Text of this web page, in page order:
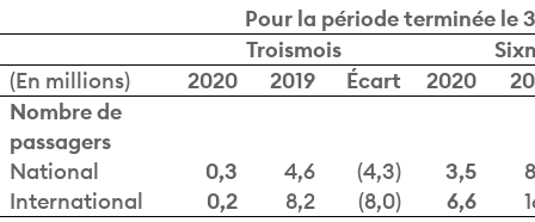
Troismois
2019
Nombre de
passagers
National
International
0,2 8,2 (8,0) 6,6
Total
0,5 12,8 (12,3) 10,1